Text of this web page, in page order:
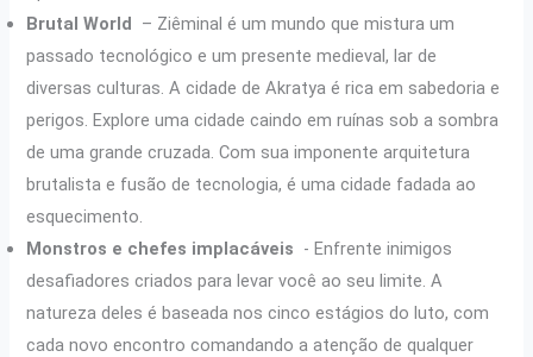
Brutal World – Ziêminal é um mundo que mistura um
passado tecnológico e um presente medieval, lar de
diversas culturas. A cidade de Akratya é rica em sabedoria e
perigos. Explore uma cidade caindo em ruínas sob a sombra
de uma grande cruzada. Com sua imponente arquitetura
brutalista e fusão de tecnologia, é uma cidade fadada ao
esquecimento.
Monstros e chefes implacáveis ​​- Enfrente inimigos
desafiadores criados para levar você ao seu limite. A
natureza deles é baseada nos cinco estágios do luto, com
cada novo encontro comandando a atenção de qualquer